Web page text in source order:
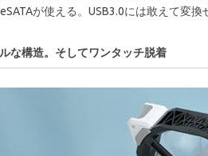
が使える。USB3.0には敢えて変換
な構造。そしてワンタッチ脱着